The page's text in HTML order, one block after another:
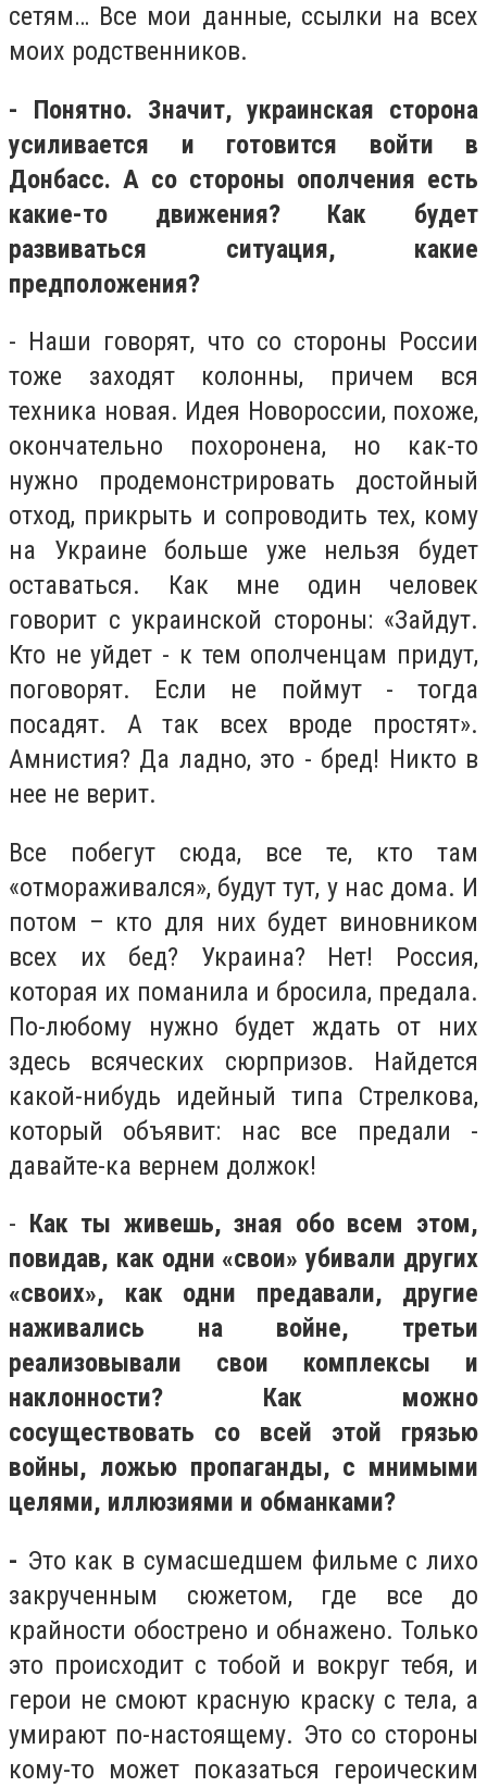
сетям… Все мои данные, ссылки на всех
моих родственников.
- Понятно. Значит, украинская сторона
усиливается и готовится войти в
Донбасс. А со стороны ополчения есть
какие-то движения? Как будет
развиваться ситуация, какие
предположения?
- Наши говорят, что со стороны России
тоже заходят колонны, причем вся
техника новая. Идея Новороссии, похоже,
окончательно похоронена, но как-то
нужно продемонстрировать достойный
отход, прикрыть и сопроводить тех, кому
на Украине больше уже нельзя будет
оставаться. Как мне один человек
говорит с украинской стороны: «Зайдут.
Кто не уйдет - к тем ополченцам придут,
поговорят. Если не поймут - тогда
посадят. А так всех вроде простят».
Амнистия? Да ладно, это - бред! Никто в
нее не верит.
Все побегут сюда, все те, кто там
«отмораживался», будут тут, у нас дома. И
потом – кто для них будет виновником
всех их бед? Украина? Нет! Россия,
которая их поманила и бросила, предала.
По-любому нужно будет ждать от них
здесь всяческих сюрпризов. Найдется
какой-нибудь идейный типа Стрелкова,
который объявит: нас все предали -
давайте-ка вернем должок!
- Как ты живешь, зная обо всем этом,
повидав, как одни «свои» убивали других
«своих», как одни предавали, другие
наживались на войне, третьи
реализовывали свои комплексы и
наклонности? Как можно
сосуществовать со всей этой грязью
войны, ложью пропаганды, с мнимыми
целями, иллюзиями и обманками?
- Это как в сумасшедшем фильме с лихо
закрученным сюжетом, где все до
крайности обострено и обнажено. Только
это происходит с тобой и вокруг тебя, и
герои не смоют красную краску с тела, а
умирают по-настоящему. Это со стороны
кому-то может показаться героическим